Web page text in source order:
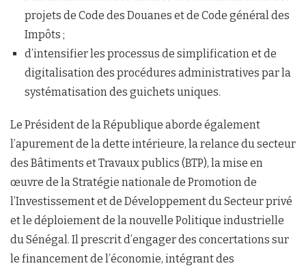
projets de Code des Douanes et de Code général des
Impôts ;
d’intensifier les processus de simplification et de
digitalisation des procédures administratives par la
systématisation des guichets uniques.
Le Président de la République aborde également
l’apurement de la dette intérieure, la relance du secteur
des Bâtiments et Travaux publics (BTP), la mise en
œuvre de la Stratégie nationale de Promotion de
l’Investissement et de Développement du Secteur privé
et le déploiement de la nouvelle Politique industrielle
du Sénégal. Il prescrit d’engager des concertations sur
le financement de l’économie, intégrant des